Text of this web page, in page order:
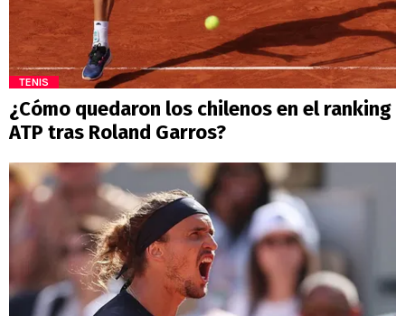
TENIS
¿Cómo quedaron los chilenos en el ranking
ATP tras Roland Garros?